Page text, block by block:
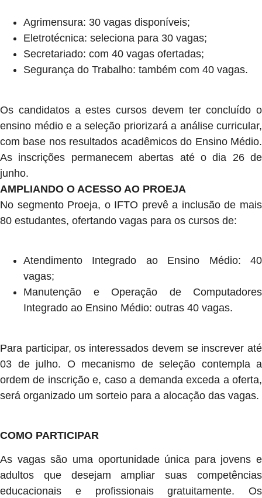
Agrimensura: 30 vagas disponíveis;
Eletrotécnica: seleciona para 30 vagas;
Secretariado: com 40 vagas ofertadas;
Segurança do Trabalho: também com 40 vagas.
Os candidatos a estes cursos devem ter concluído o
ensino médio e a seleção priorizará a análise curricular,
com base nos resultados acadêmicos do Ensino Médio.
As inscrições permanecem abertas até o dia 26 de
junho.
AMPLIANDO O ACESSO AO PROEJA
No segmento Proeja, o IFTO prevê a inclusão de mais
80 estudantes, ofertando vagas para os cursos de:
Atendimento Integrado ao Ensino Médio: 40
vagas;
Manutenção e Operação de Computadores
Integrado ao Ensino Médio: outras 40 vagas.
Para participar, os interessados devem se inscrever até
03 de julho. O mecanismo de seleção contempla a
ordem de inscrição e, caso a demanda exceda a oferta,
será organizado um sorteio para a alocação das vagas.
COMO PARTICIPAR
As vagas são uma oportunidade única para jovens e
adultos que desejam ampliar suas competências
educacionais e profissionais gratuitamente. Os